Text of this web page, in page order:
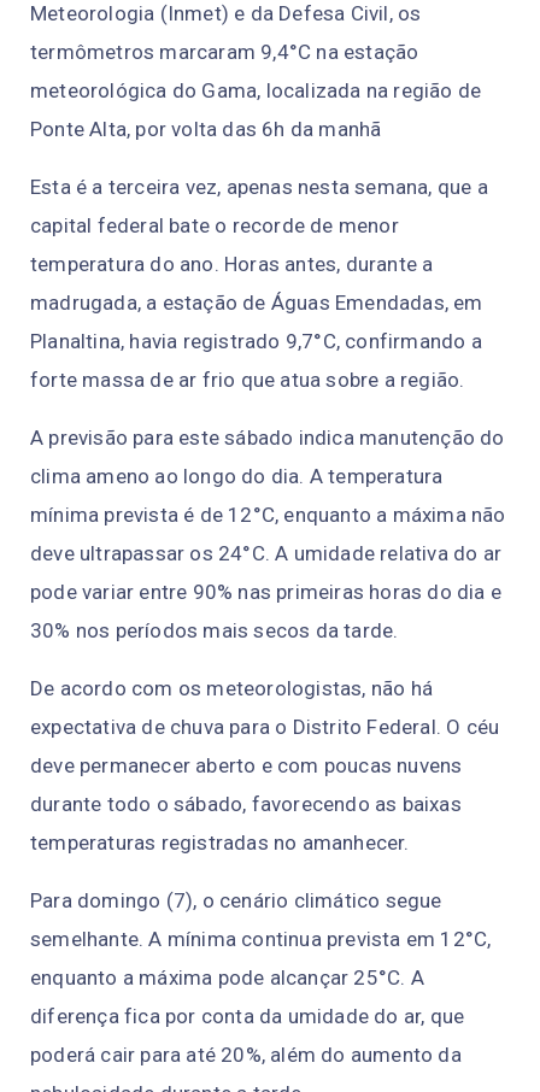
Meteorologia (Inmet) e da Defesa Civil, os
termômetros marcaram 9,4°C na estação
meteorológica do Gama, localizada na região de
Ponte Alta, por volta das 6h da manhã
Esta é a terceira vez, apenas nesta semana, que a
capital federal bate o recorde de menor
temperatura do ano. Horas antes, durante a
madrugada, a estação de Águas Emendadas, em
Planaltina, havia registrado 9,7°C, confirmando a
forte massa de ar frio que atua sobre a região.
A previsão para este sábado indica manutenção do
clima ameno ao longo do dia. A temperatura
mínima prevista é de 12°C, enquanto a máxima não
deve ultrapassar os 24°C. A umidade relativa do ar
pode variar entre 90% nas primeiras horas do dia e
30% nos períodos mais secos da tarde.
De acordo com os meteorologistas, não há
expectativa de chuva para o Distrito Federal. O céu
deve permanecer aberto e com poucas nuvens
durante todo o sábado, favorecendo as baixas
temperaturas registradas no amanhecer.
Para domingo (7), o cenário climático segue
semelhante. A mínima continua prevista em 12°C,
enquanto a máxima pode alcançar 25°C. A
diferença fica por conta da umidade do ar, que
poderá cair para até 20%, além do aumento da